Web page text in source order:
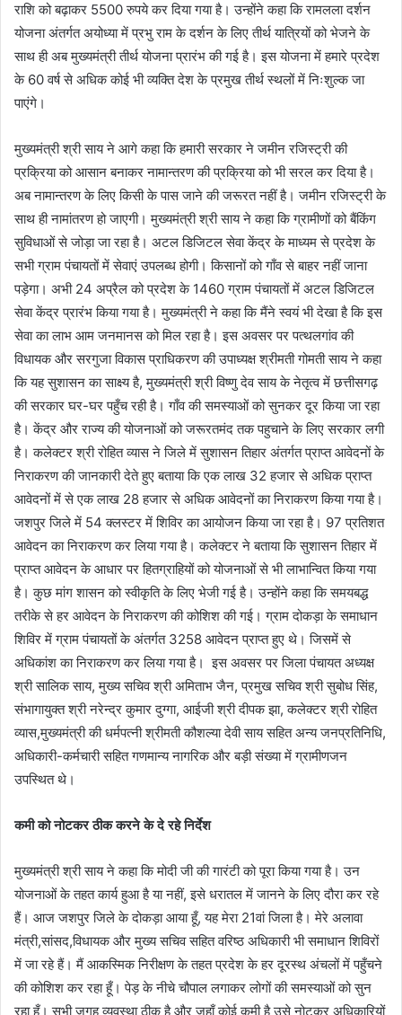
राशि को बढ़ाकर 5500 रुपये कर दिया गया है। उन्होंने कहा कि रामलला दर्शन
योजना अंतर्गत अयोध्या में प्रभु राम के दर्शन के लिए तीर्थ यात्रियों को भेजने के
साथ ही अब मुख्यमंत्री तीर्थ योजना प्रारंभ की गई है। इस योजना में हमारे प्रदेश
के 60 वर्ष से अधिक कोई भी व्यक्ति देश के प्रमुख तीर्थ स्थलों में निःशुल्क जा
पाएंगे।
मुख्यमंत्री श्री साय ने आगे कहा कि हमारी सरकार ने जमीन रजिस्ट्री की
प्रक्रिया को आसान बनाकर नामान्तरण की प्रक्रिया को भी सरल कर दिया है।
अब नामान्तरण के लिए किसी के पास जाने की जरूरत नहीं है। जमीन रजिस्ट्री के
साथ ही नामांतरण हो जाएगी। मुख्यमंत्री श्री साय ने कहा कि ग्रामीणों को बैंकिंग
सुविधाओं से जोड़ा जा रहा है। अटल डिजिटल सेवा केंद्र के माध्यम से प्रदेश के
सभी ग्राम पंचायतों में सेवाएं उपलब्ध होगी। किसानों को गाँव से बाहर नहीं जाना
पड़ेगा। अभी 24 अप्रैल को प्रदेश के 1460 ग्राम पंचायतों में अटल डिजिटल
सेवा केंद्र प्रारंभ किया गया है। मुख्यमंत्री ने कहा कि मैंने स्वयं भी देखा है कि इस
सेवा का लाभ आम जनमानस को मिल रहा है। इस अवसर पर पत्थलगांव की
विधायक और सरगुजा विकास प्राधिकरण की उपाध्यक्ष श्रीमती गोमती साय ने कहा
कि यह सुशासन का साक्ष्य है, मुख्यमंत्री श्री विष्णु देव साय के नेतृत्व में छत्तीसगढ़
की सरकार घर-घर पहुँच रही है। गाँव की समस्याओं को सुनकर दूर किया जा रहा
है। केंद्र और राज्य की योजनाओं को जरूरतमंद तक पहुचाने के लिए सरकार लगी
है। कलेक्टर श्री रोहित व्यास ने जिले में सुशासन तिहार अंतर्गत प्राप्त आवेदनों के
निराकरण की जानकारी देते हुए बताया कि एक लाख 32 हजार से अधिक प्राप्त
आवेदनों में से एक लाख 28 हजार से अधिक आवेदनों का निराकरण किया गया है।
जशपुर जिले में 54 क्लस्टर में शिविर का आयोजन किया जा रहा है। 97 प्रतिशत
आवेदन का निराकरण कर लिया गया है। कलेक्टर ने बताया कि सुशासन तिहार में
प्राप्त आवेदन के आधार पर हितग्राहियों को योजनाओं से भी लाभान्वित किया गया
है। कुछ मांग शासन को स्वीकृति के लिए भेजी गई है। उन्होंने कहा कि समयबद्ध
तरीके से हर आवेदन के निराकरण की कोशिश की गई। ग्राम दोकड़ा के समाधान
शिविर में ग्राम पंचायतों के अंतर्गत 3258 आवेदन प्राप्त हुए थे। जिसमें से
अधिकांश का निराकरण कर लिया गया है। इस अवसर पर जिला पंचायत अध्यक्ष
श्री सालिक साय, मुख्य सचिव श्री अमिताभ जैन, प्रमुख सचिव श्री सुबोध सिंह,
संभागायुक्त श्री नरेन्द्र कुमार दुग्गा, आईजी श्री दीपक झा, कलेक्टर श्री रोहित
व्यास,मुख्यमंत्री की धर्मपत्नी श्रीमती कौशल्या देवी साय सहित अन्य जनप्रतिनिधि,
अधिकारी-कर्मचारी सहित गणमान्य नागरिक और बड़ी संख्या में ग्रामीणजन
उपस्थित थे।
कमी को नोटकर ठीक करने के दे रहे निर्देश
मुख्यमंत्री श्री साय ने कहा कि मोदी जी की गारंटी को पूरा किया गया है। उन
योजनाओं के तहत कार्य हुआ है या नहीं, इसे धरातल में जानने के लिए दौरा कर रहे
हैं। आज जशपुर जिले के दोकड़ा आया हूँ, यह मेरा 21वां जिला है। मेरे अलावा
मंत्री,सांसद,विधायक और मुख्य सचिव सहित वरिष्ठ अधिकारी भी समाधान शिविरों
में जा रहे हैं। मैं आकस्मिक निरीक्षण के तहत प्रदेश के हर दूरस्थ अंचलों में पहुँचने
की कोशिश कर रहा हूँ। पेड़ के नीचे चौपाल लगाकर लोगों की समस्याओं को सुन
रहा हूँ। सभी जगह व्यवस्था ठीक है और जहाँ कोई कमी है उसे नोटकर अधिकारियों